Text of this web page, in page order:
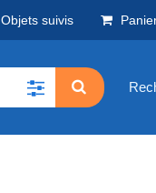
Objets suivis